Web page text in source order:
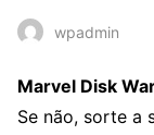
wpadmin
Marvel Disk
Se não, sorte a